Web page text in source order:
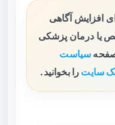
افزایش آگاهی
یا درمان پزشکی
سیاست
سایت را بخوانید.